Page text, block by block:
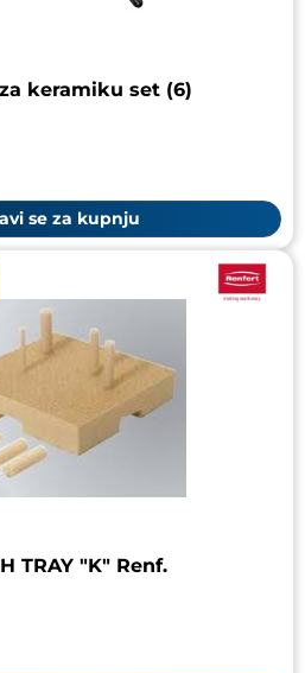
keramiku set (6)
se za kupnju
TRAY "K" Renf.